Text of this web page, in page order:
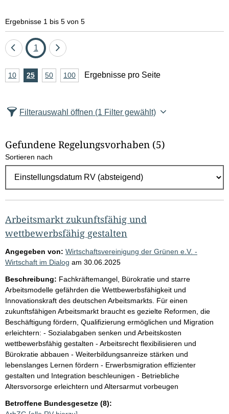
Ergebnisse 1 bis 5 von 5
Eine
zurück
Seite
1
Eine
vor
A
z
l
E
g
e
b
n
i
s
s
e
p
r
o
S
e
i
t
e
10Ergebnisse
25Ergebnisse
50Ergebnisse
100Ergebnisse
Ergebnisse pro Seite
Filterauswahl öffnen (1 Filter gewählt)
Gefundene Regelungsvorhaben (5)
Sortieren nach
Arbeitsmarkt zukunftsfähig und
wettbewerbsfähig gestalten
Angegeben von: Wirtschaftsvereinigung der Grünen e.V. -
Wirtschaft im Dialog am 30.06.2025
Beschreibung: Fachkräftemangel, Bürokratie und starre
Arbeitsmodelle gefährden die Wettbewerbsfähigkeit und
Innovationskraft des deutschen Arbeitsmarkts. Für einen
zukunftsfähigen Arbeitsmarkt braucht es gezielte Reformen, die
Beschäftigung fördern, Qualifizierung ermöglichen und Migration
erleichtern: - Sozialabgaben senken und Arbeitskosten
wettbewerbsfähig gestalten - Arbeitsrecht flexibilisieren und
Bürokratie abbauen - Weiterbildungsanreize stärken und
lebenslanges Lernen fördern - Erwerbsmigration effizienter
gestalten und Integration beschleunigen - Betriebliche
Altersvorsorge erleichtern und Altersarmut vorbeugen
Betroffene Bundesgesetze (8):